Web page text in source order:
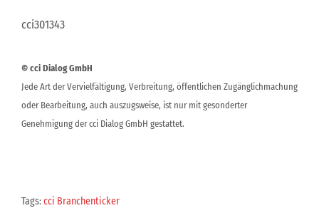
cci301343
© cci Dialog GmbH
Jede Art der Vervielfältigung, Verbreitung, öffentlichen Zugänglichmachung
oder Bearbeitung, auch auszugsweise, ist nur mit gesonderter
Genehmigung der cci Dialog GmbH gestattet.
Tags:cci Branchenticker